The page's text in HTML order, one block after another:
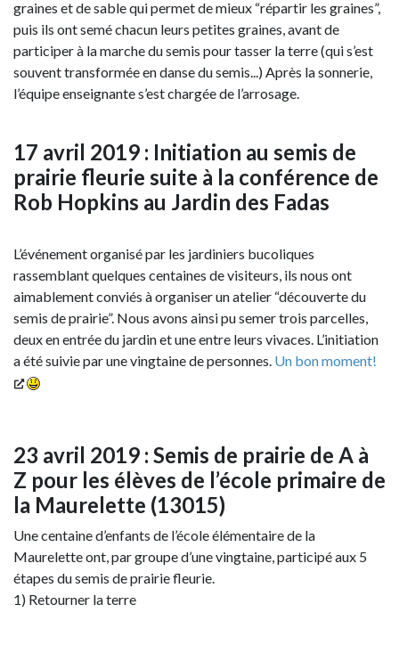
graines et de sable qui permet de mieux “répartir les graines”,
puis ils ont semé chacun leurs petites graines, avant de
participer à la marche du semis pour tasser la terre (qui s’est
souvent transformée en danse du semis...) Après la sonnerie,
l’équipe enseignante s’est chargée de l’arrosage.
17 avril 2019 : Initiation au semis de
prairie fleurie suite à la conférence de
Rob Hopkins au Jardin des Fadas
L’événement organisé par les jardiniers bucoliques
rassemblant quelques centaines de visiteurs, ils nous ont
aimablement conviés à organiser un atelier “découverte du
semis de prairie”. Nous avons ainsi pu semer trois parcelles,
deux en entrée du jardin et une entre leurs vivaces. L’initiation
a été suivie par une vingtaine de personnes. Un bon moment!
23 avril 2019 : Semis de prairie de A à
Z pour les élèves de l’école primaire de
la Maurelette (13015)
Une centaine d’enfants de l’école élémentaire de la
Maurelette ont, par groupe d’une vingtaine, participé aux 5
étapes du semis de prairie fleurie.
1) Retourner la terre